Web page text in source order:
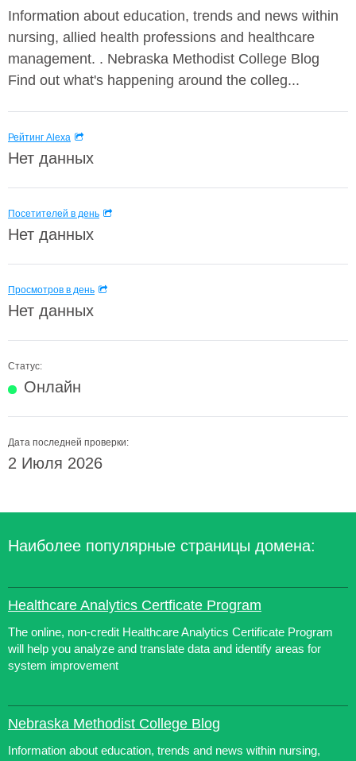
Information about education, trends and news within
nursing, allied health professions and healthcare
management. . Nebraska Methodist College Blog
Find out what's happening around the colleg...
Рейтинг Alexa
Нет данных
Посетителей в день
Нет данных
Просмотров в день
Нет данных
Статус:
Онлайн
Дата последней проверки:
2 Июля 2026
Наиболее популярные страницы домена:
Healthcare Analytics Certficate Program
The online, non-credit Healthcare Analytics Certificate Program
will help you analyze and translate data and identify areas for
system improvement
Nebraska Methodist College Blog
Information about education, trends and news within nursing,